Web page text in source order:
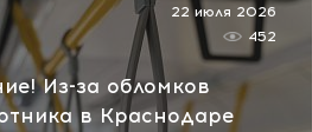
Из-за обломков
в Краснодаре
22 июля 2026
452